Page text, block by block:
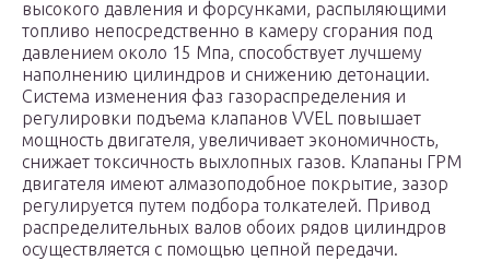
высокого давления и форсунками, распыляющими
топливо непосредственно в камеру сгорания под
давлением около 15 Мпа, способствует лучшему
наполнению цилиндров и снижению детонации.
Система изменения фаз газораспределения и
регулировки подъема клапанов VVEL повышает
мощность двигателя, увеличивает экономичность,
снижает токсичность выхлопных газов. Клапаны ГРМ
двигателя имеют алмазоподобное покрытие, зазор
регулируется путем подбора толкателей. Привод
распределительных валов обоих рядов цилиндров
осуществляется с помощью цепной передачи.